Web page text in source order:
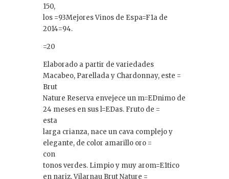
150,
los =93Mejores Vinos de Espa=F1a de
2014=94.
=20
Elaborado a partir de variedades
Macabeo, Parellada y Chardonnay, este =
Brut
Nature Reserva envejece un m=EDnimo de
24 meses en sus l=EDas. Fruto de =
esta
larga crianza, nace un cava complejo y
elegante, de color amarillo oro =
con
tonos verdes. Limpio y muy arom=E1tico
en nariz, Vilarnau Brut Nature =